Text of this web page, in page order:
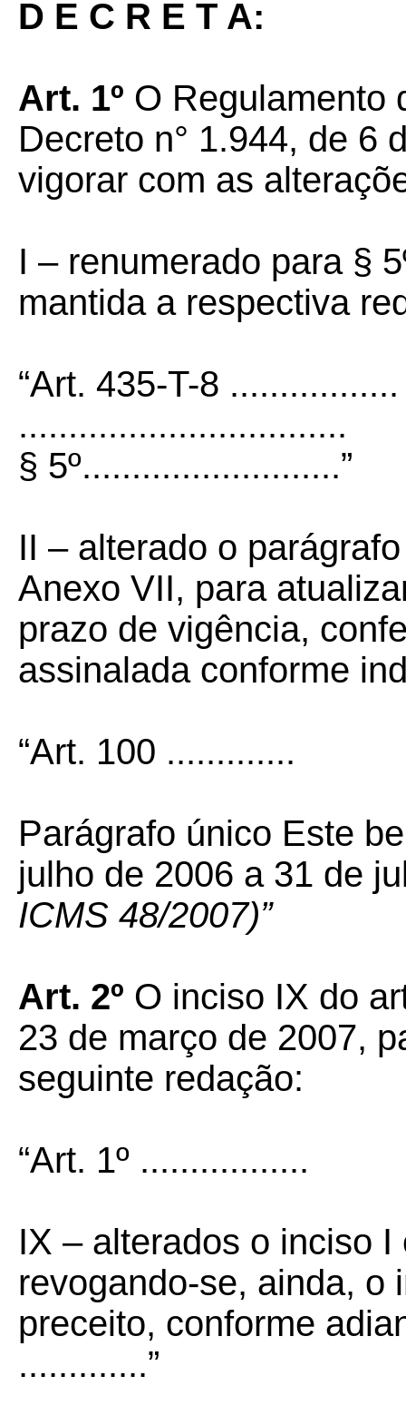
D E C R E T A:
Art. 1º O Regulamento
Decreto n° 1.944, de 6
vigorar com as
I – renumerado para §
mantida a respectiva
“Art. 435-T-8 .................
.................................
§ 5º..........................”
II – alterado o
Anexo VII, para
prazo de vigência,
assinalada conforme
“Art. 100 .............
Parágrafo único Este
julho de 2006 a 31 de
ICMS 48/2007)”
Art. 2º O inciso IX do
23 de março de 2007,
seguinte redação:
“Art. 1º .................
IX – alterados o inciso
revogando-se, ainda, o
preceito, conforme
.............”